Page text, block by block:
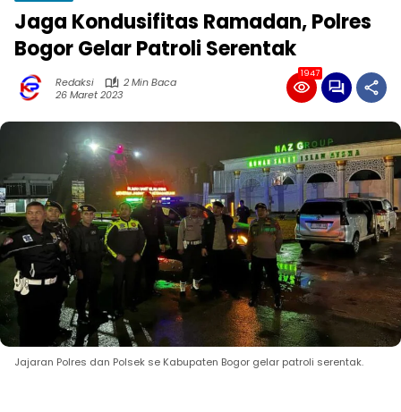
Jaga Kondusifitas Ramadan, Polres
Bogor Gelar Patroli Serentak
Redaksi
2 Min Baca
26 Maret 2023
1947
Jajaran Polres dan Polsek se Kabupaten Bogor gelar patroli serentak.